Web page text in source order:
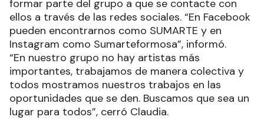
formar parte del grupo a que se contacte con
ellos a través de las redes sociales. “En Facebook
pueden encontrarnos como SUMARTE y en
Instagram como Sumarteformosa”, informó.
“En nuestro grupo no hay artistas más
importantes, trabajamos de manera colectiva y
todos mostramos nuestros trabajos en las
oportunidades que se den. Buscamos que sea un
lugar para todos”, cerró Claudia.